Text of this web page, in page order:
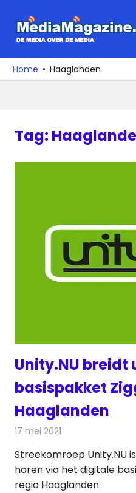
naar
media
over
Home Haaglanden
Tag:
Unity.NU
basispakket
Haaglanden
17 mei 2021
Streekomroep Unity.NU
horen via het digitale
regio Haaglanden.